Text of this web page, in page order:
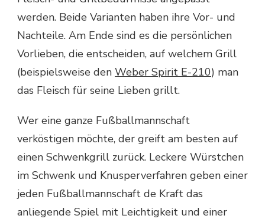
werden. Beide Varianten haben ihre Vor- und
Nachteile. Am Ende sind es die persönlichen
Vorlieben, die entscheiden, auf welchem Grill
(beispielsweise den Weber Spirit E-210) man
das Fleisch für seine Lieben grillt.
Wer eine ganze Fußballmannschaft
verköstigen möchte, der greift am besten auf
einen Schwenkgrill zurück. Leckere Würstchen
im Schwenk und Knusperverfahren geben einer
jeden Fußballmannschaft de Kraft das
anliegende Spiel mit Leichtigkeit und einer